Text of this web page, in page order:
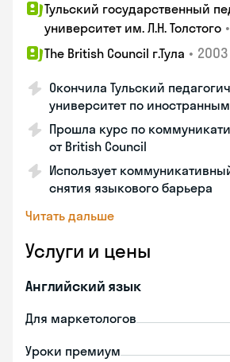
Тульский государственный
университет им. Л.Н. Толстого •
The British Council г.Тула • 2003
Окончила Тульский
университет по
Прошла курс по
от British Council
Использует
снятия языкового барьера
Читать дальше
Услуги и цены
Английский язык
Для маркетологов
Уроки премиум